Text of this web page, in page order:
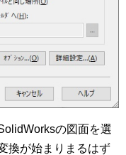
の図面を選
換が始まりまるはず